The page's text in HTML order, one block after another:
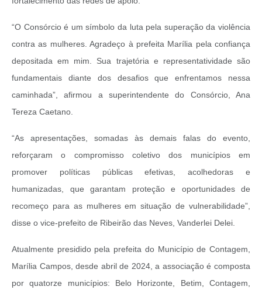
“O Consórcio é um símbolo da luta pela superação da violência
contra as mulheres. Agradeço à prefeita Marília pela confiança
depositada em mim. Sua trajetória e representatividade são
fundamentais diante dos desafios que enfrentamos nessa
caminhada”, afirmou a superintendente do Consórcio, Ana
Tereza Caetano.
“As apresentações, somadas às demais falas do evento,
reforçaram o compromisso coletivo dos municípios em
promover políticas públicas efetivas, acolhedoras e
humanizadas, que garantam proteção e oportunidades de
recomeço para as mulheres em situação de vulnerabilidade”,
disse o vice-prefeito de Ribeirão das Neves, Vanderlei Delei.
Atualmente presidido pela prefeita do Município de Contagem,
Marília Campos, desde abril de 2024, a associação é composta
por quatorze municípios: Belo Horizonte, Betim, Contagem,